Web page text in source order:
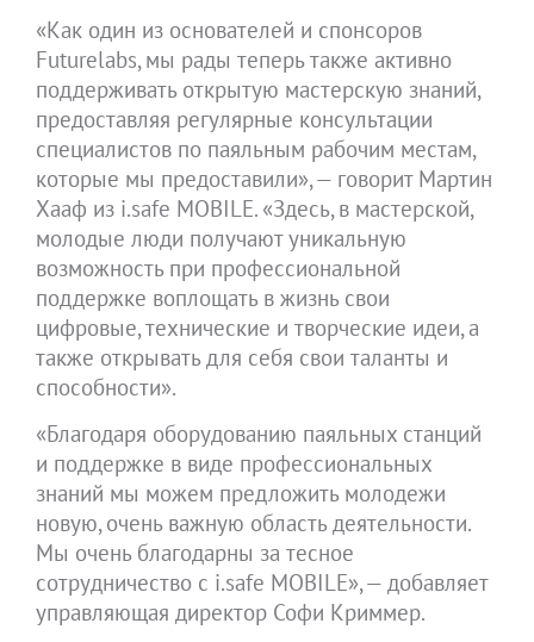
«Как один из основателей и спонсоров
Futurelabs, мы рады теперь также активно
поддерживать открытую мастерскую знаний,
предоставляя регулярные консультации
специалистов по паяльным рабочим местам,
которые мы предоставили», — говорит Мартин
Хааф из i.safe MOBILE. «Здесь, в мастерской,
молодые люди получают уникальную
возможность при профессиональной
поддержке воплощать в жизнь свои
цифровые, технические и творческие идеи, а
также открывать для себя свои таланты и
способности».
«Благодаря оборудованию паяльных станций
и поддержке в виде профессиональных
знаний мы можем предложить молодежи
новую, очень важную область деятельности.
Мы очень благодарны за тесное
сотрудничество с i.safe MOBILE», — добавляет
управляющая директор Софи Криммер.